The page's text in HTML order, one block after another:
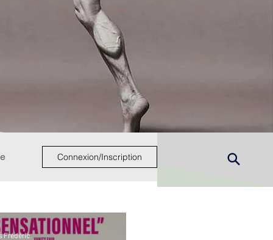
Connexion/Inscription
Frédéric